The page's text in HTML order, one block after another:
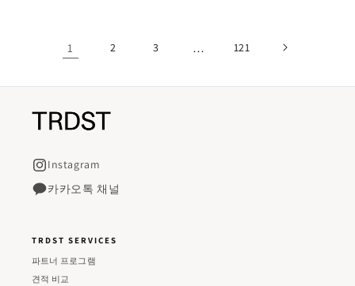
1 2 3 … 121
Instagram
카카오톡 채널
TRDST SERVICES
파트너 프로그램
견적 비교